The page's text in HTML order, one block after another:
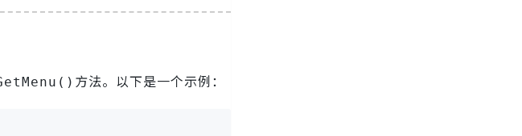
方法。以下是一个示例：